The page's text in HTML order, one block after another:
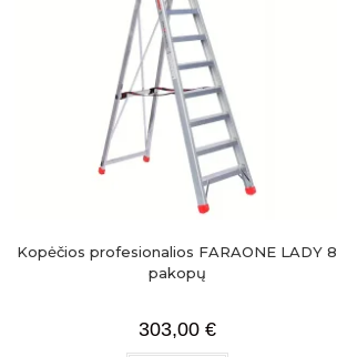
Kopėčios profesionalios FARAONE LADY 8
pakopų
303,00 €